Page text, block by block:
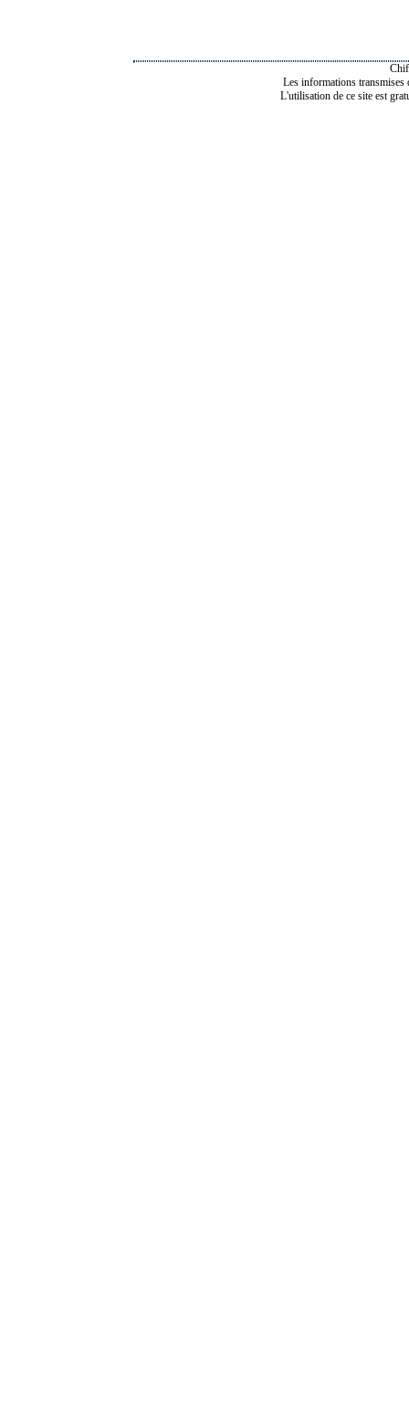
Les informations transmises
L'utilisation de ce site est